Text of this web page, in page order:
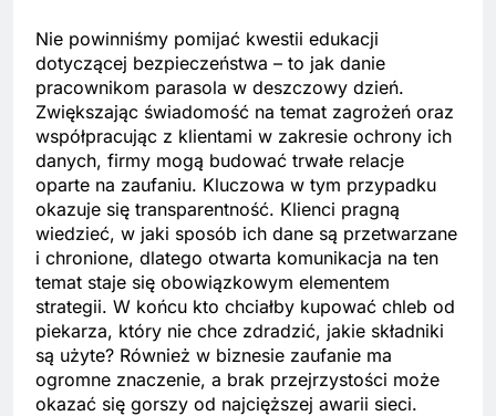
Nie powinniśmy pomijać kwestii edukacji
dotyczącej bezpieczeństwa – to jak danie
pracownikom parasola w deszczowy dzień.
Zwiększając świadomość na temat zagrożeń oraz
współpracując z klientami w zakresie ochrony ich
danych, firmy mogą budować trwałe relacje
oparte na zaufaniu. Kluczowa w tym przypadku
okazuje się transparentność. Klienci pragną
wiedzieć, w jaki sposób ich dane są przetwarzane
i chronione, dlatego otwarta komunikacja na ten
temat staje się obowiązkowym elementem
strategii. W końcu kto chciałby kupować chleb od
piekarza, który nie chce zdradzić, jakie składniki
są użyte? Również w biznesie zaufanie ma
ogromne znaczenie, a brak przejrzystości może
okazać się gorszy od najcięższej awarii sieci.